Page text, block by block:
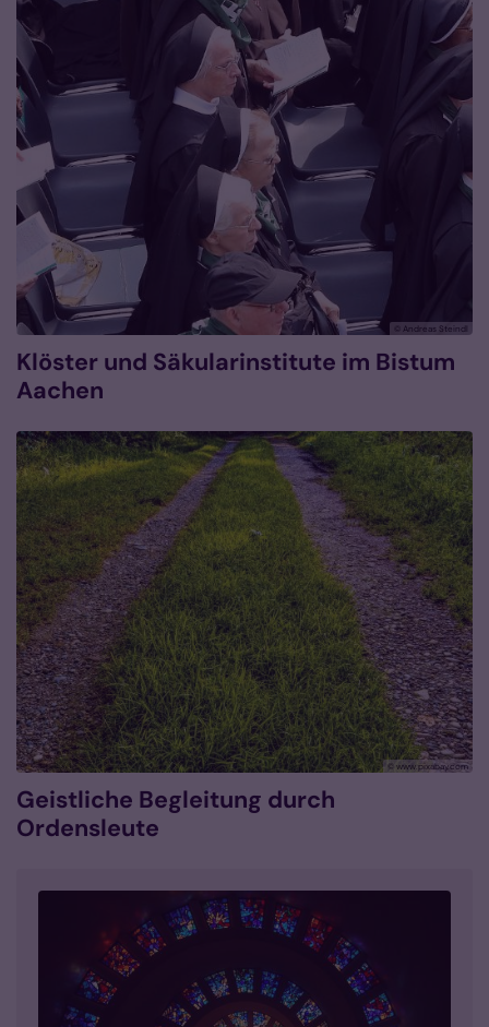
© Andreas Steindl
Klöster und Säkularinstitute im Bistum
Aachen
© www.pixabay.com
Geistliche Begleitung durch
Ordensleute